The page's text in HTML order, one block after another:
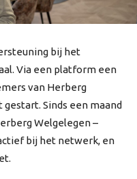
bij het
Via een platform een
van Herberg
Sinds een maand
Welgelegen –
bij het netwerk, en